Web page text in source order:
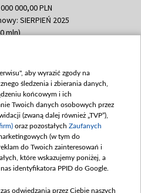
000,00 PLN
SIERPIEŃ 2025
mln)
051,21 PLN
mln, październik 350
000,00 PLN
GRUDZIEŃ 2025
mln)
000,00 PLN
LUTY 2026 (wpłata
180 mln, 8
aby wyrazić zgody na
śledzenia i zbierania danych,
końcowym i ich
Twoich danych osobowych przez
(zwaną dalej również „TVP”),
oraz pozostałych Zaufanych
(w tym do
do Twoich zainteresowań i
które wskazujemy poniżej, a
identyfikatora PPID do Google.
odwiedzania przez Ciebie naszych